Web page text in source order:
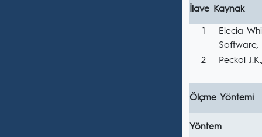
İlave Kaynak
1
Elecia
Software,
2
Peckol
Ölçme Yöntemi
Yöntem